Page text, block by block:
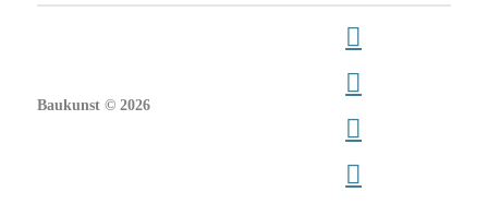
Baukunst © 2026